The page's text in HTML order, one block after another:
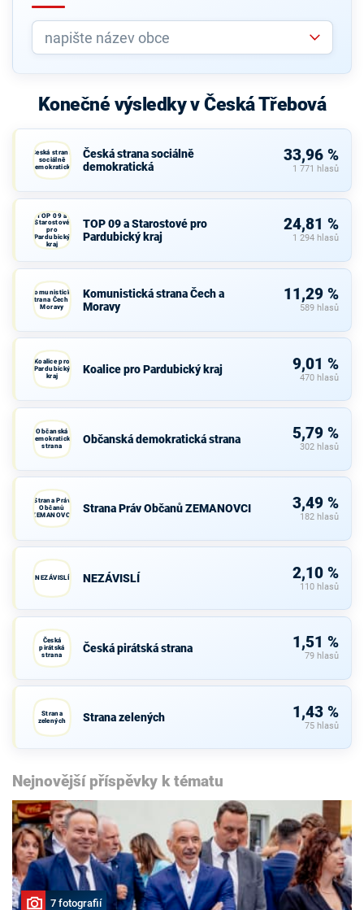
Konečné výsledky v Česká Třebová
Česká strana
sociálně
demokratická
Česká strana sociálně
demokratická
33,96 %
1 771 hlasů
TOP 09 a
Starostové
pro
Pardubický
kraj
TOP 09 a Starostové pro
Pardubický kraj
24,81 %
1 294 hlasů
Komunistická
strana Čech a
Moravy
Komunistická strana Čech a
Moravy
11,29 %
589 hlasů
Koalice pro
Pardubický
kraj
Koalice pro Pardubický kraj 9,01 %
470 hlasů
Občanská
demokratická
strana
Občanská demokratická strana 5,79 %
302 hlasů
Strana Práv
Občanů
ZEMANOVCI
Strana Práv Občanů ZEMANOVCI 3,49 %
182 hlasů
NEZÁVISLÍ NEZÁVISLÍ 2,10 %
110 hlasů
Česká
pirátská
strana
Česká pirátská strana 1,51 %
79 hlasů
Strana
zelených
Strana zelených 1,43 %
75 hlasů
Nejnovější příspěvky k tématu
7 fotografií